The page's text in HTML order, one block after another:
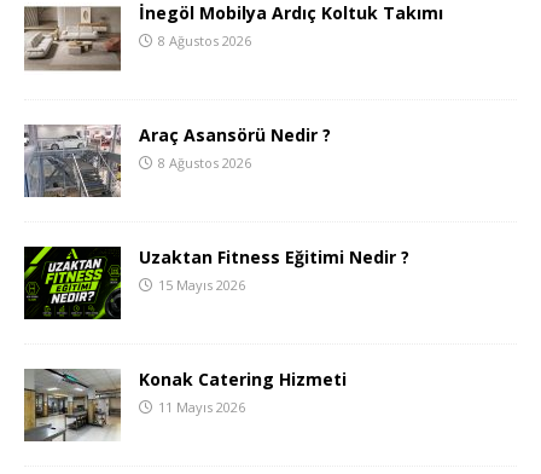
İnegöl Mobilya Ardıç Koltuk Takımı
8 Ağustos 2026
Araç Asansörü Nedir ?
8 Ağustos 2026
Uzaktan Fitness Eğitimi Nedir ?
15 Mayıs 2026
Konak Catering Hizmeti
11 Mayıs 2026